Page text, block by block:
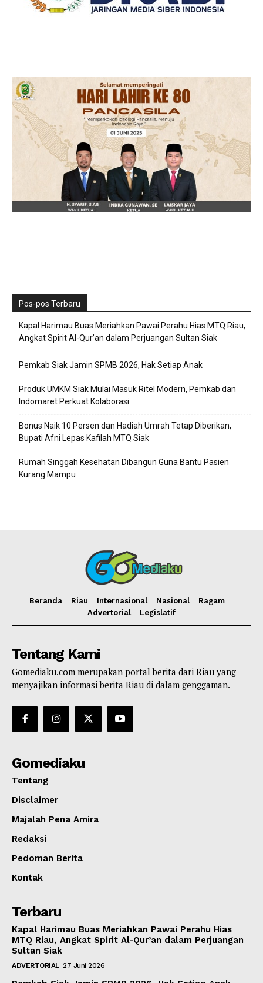
Pos-pos Terbaru
Kapal Harimau Buas Meriahkan Pawai Perahu Hias MTQ Riau,
Angkat Spirit Al-Qur’an dalam Perjuangan Sultan Siak
Pemkab Siak Jamin SPMB 2026, Hak Setiap Anak
Produk UMKM Siak Mulai Masuk Ritel Modern, Pemkab dan
Indomaret Perkuat Kolaborasi
Bonus Naik 10 Persen dan Hadiah Umrah Tetap Diberikan,
Bupati Afni Lepas Kafilah MTQ Siak
Rumah Singgah Kesehatan Dibangun Guna Bantu Pasien
Kurang Mampu
Beranda Riau Internasional Nasional
Ragam
Advertorial
Legislatif
Tentang Kami
Gomediaku.com merupakan portal berita dari Riau yang
menyajikan informasi berita Riau di dalam genggaman.
Gomediaku
Tentang
Disclaimer
Majalah Pena Amira
Redaksi
Pedoman Berita
Kontak
Terbaru
Kapal Harimau Buas Meriahkan Pawai Perahu Hias
MTQ Riau, Angkat Spirit Al-Qur’an dalam Perjuangan
Sultan Siak
ADVERTORIAL 27 Juni 2026